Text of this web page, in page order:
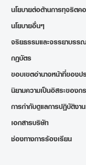
นโยบายต่อต้านการทุจริต
นโยบายอื่นๆ
จริยธรรมและจรรยาบร
กฎบัตร
ขอบเขตอำนาจหน้าที่ของ
นิยามความเป็นอิสระของก
การกำกับดูแลการปฏิบัติงา
เอกสารบริษัท
ช่องทางการร้องเรียน